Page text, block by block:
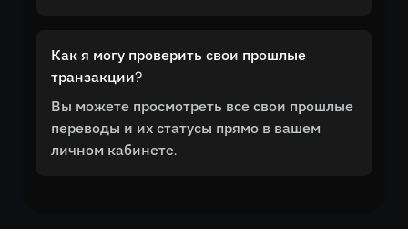
Как я могу проверить свои прошлые
транзакции?
Вы можете просмотреть все свои прошлые
переводы и их статусы прямо в вашем
личном кабинете.